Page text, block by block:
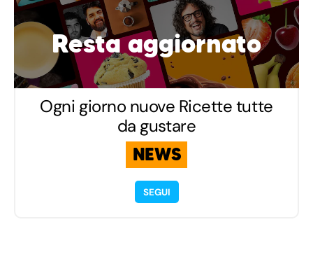
Resta aggiornato
Ogni giorno nuove Ricette tutte
da gustare
NEWS
SEGUI